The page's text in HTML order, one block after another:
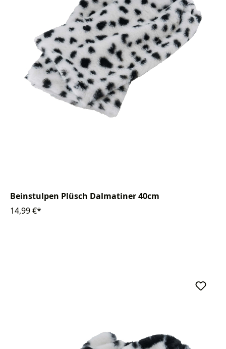
Beinstulpen Plüsch Dalmatiner 40cm
14,99 €*